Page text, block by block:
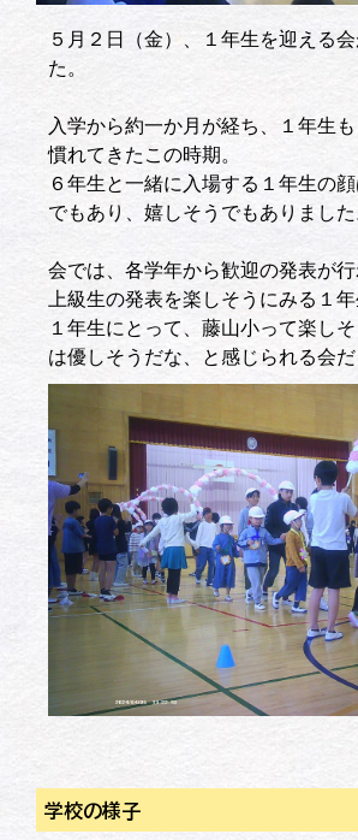
５月２日（金）、１年生を迎える
た。
入学から約一か月が経ち、１年生
慣れてきたこの時期。
６年生と一緒に入場する１年生の
でもあり、嬉しそうでもありました
会では、各学年から歓迎の発表が行
上級生の発表を楽しそうにみる１年
１年生にとって、藤山小って楽し
は優しそうだな、と感じられる会だ
学校の様子